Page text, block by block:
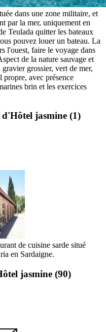
dans une zone militaire, et
par la mer, uniquement en
Teulada quitter les bateaux
pouvez louer un bateau. La
l'ouest, faire le voyage dans
de la nature sauvage et
grossier, vert de mer,
propre, avec présence
brin et les exercices
d'Hôtel jasmine (1)
de cuisine sarde situé
en Sardaigne.
jasmine (90)